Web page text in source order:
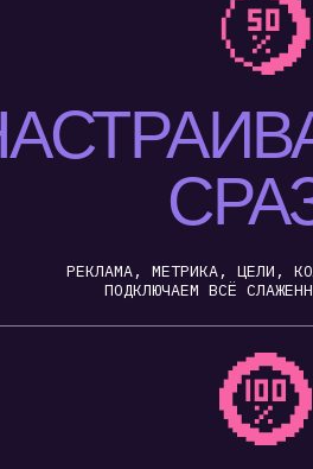
ПО-ЧЕЛОВЕЧЕСКИ, НЕ ТЕРМИНАМИ
ВЕДЁМ